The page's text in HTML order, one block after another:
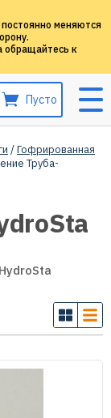
меняются
обращайтесь к
Пусто
/Гофрированная
Труба-